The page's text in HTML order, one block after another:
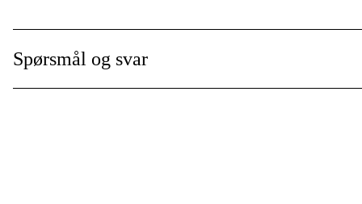
Global garanti
Spørsmål og svar